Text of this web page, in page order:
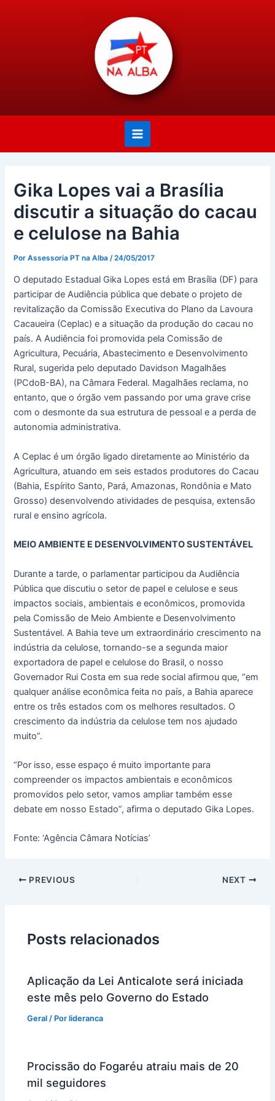
Menu
Gika Lopes vai a Brasília
discutir a situação do cacau
e celulose na Bahia
PorAssessoria PT na Alba/24/05/2017
O deputado Estadual Gika Lopes está em Brasília (DF) para
participar de Audiência pública que debate o projeto de
revitalização da Comissão Executiva do Plano da Lavoura
Cacaueira (Ceplac) e a situação da produção do cacau no
país. A Audiência foi promovida pela Comissão de
Agricultura, Pecuária, Abastecimento e Desenvolvimento
Rural, sugerida pelo deputado Davidson Magalhães
(PCdoB-BA), na Câmara Federal. Magalhães reclama, no
entanto, que o órgão vem passando por uma grave crise
com o desmonte da sua estrutura de pessoal e a perda de
autonomia administrativa.
A Ceplac é um órgão ligado diretamente ao Ministério da
Agricultura, atuando em seis estados produtores do Cacau
(Bahia, Espírito Santo, Pará, Amazonas, Rondônia e Mato
Grosso) desenvolvendo atividades de pesquisa, extensão
rural e ensino agrícola.
MEIO AMBIENTE E DESENVOLVIMENTO SUSTENTÁVEL
Durante a tarde, o parlamentar participou da Audiência
Pública que discutiu o setor de papel e celulose e seus
impactos sociais, ambientais e econômicos, promovida
pela Comissão de Meio Ambiente e Desenvolvimento
Sustentável. A Bahia teve um extraordinário crescimento na
indústria da celulose, tornando-se a segunda maior
exportadora de papel e celulose do Brasil, o nosso
Governador Rui Costa em sua rede social afirmou que, “em
qualquer análise econômica feita no país, a Bahia aparece
entre os três estados com os melhores resultados. O
crescimento da indústria da celulose tem nos ajudado
muito”.
“Por isso, esse espaço é muito importante para
compreender os impactos ambientais e econômicos
promovidos pelo setor, vamos ampliar também esse
debate em nosso Estado”, afirma o deputado Gika Lopes.
Fonte: ‘Agência Câmara Notícias’
PREVIOUS NEXT
Posts relacionados
Aplicação da Lei Anticalote será iniciada
este mês pelo Governo do Estado
Geral / Porlideranca
Procissão do Fogaréu atraiu mais de 20
mil seguidores